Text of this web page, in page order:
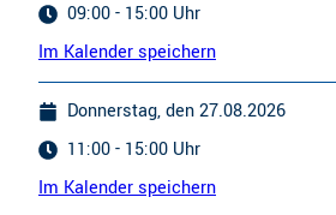
09:00 - 15:00 Uhr
Im Kalender speichern
Donnerstag, den 27.08.2026
11:00 - 15:00 Uhr
Im Kalender speichern